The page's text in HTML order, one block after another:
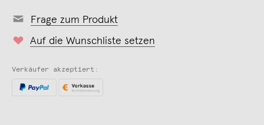
Frage zum Produkt
Auf die Wunschliste setzen
Verkäufer akzeptiert: